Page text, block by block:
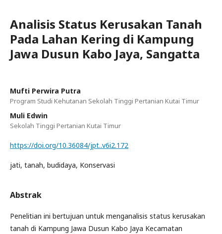
Analisis Status Kerusakan Tanah
Pada Lahan Kering di Kampung
Jawa Dusun Kabo Jaya, Sangatta
Mufti Perwira Putra
Program Studi Kehutanan Sekolah Tinggi Pertanian Kutai Timur
Muli Edwin
Sekolah Tinggi Pertanian Kutai Timur
https://doi.org/10.36084/jpt..v6i2.172
jati, tanah, budidaya, Konservasi
Abstrak
Penelitian ini bertujuan untuk menganalisis status kerusakan
tanah di Kampung Jawa Dusun Kabo Jaya Kecamatan